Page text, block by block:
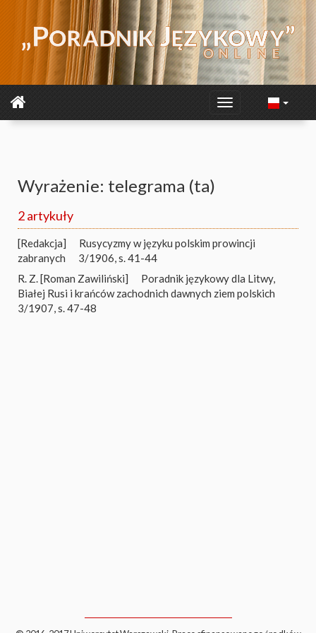
Wyrażenie: telegrama (ta)
2 artykuły
[Redakcja]
Rusycyzmy w języku polskim prowincji
zabranych
3/1906, s. 41-44
R. Z. [Roman Zawiliński]
Poradnik językowy dla Litwy,
Białej Rusi i krańców zachodnich dawnych ziem polskich
3/1907, s. 47-48